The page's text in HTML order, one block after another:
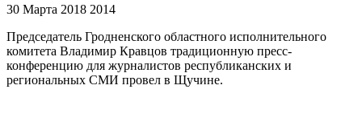
30 Марта 2018 2014
Председатель Гродненского областного исполнительного
комитета Владимир Кравцов традиционную пресс-
конференцию для журналистов республиканских и
региональных СМИ провел в Щучине.